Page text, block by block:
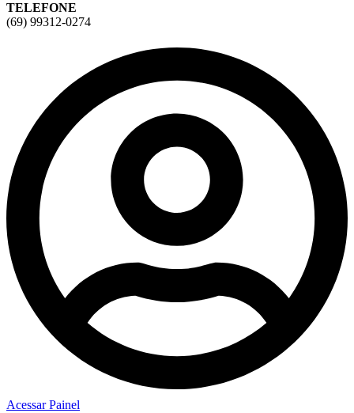
TELEFONE
(69) 99312-0274
Acessar Painel